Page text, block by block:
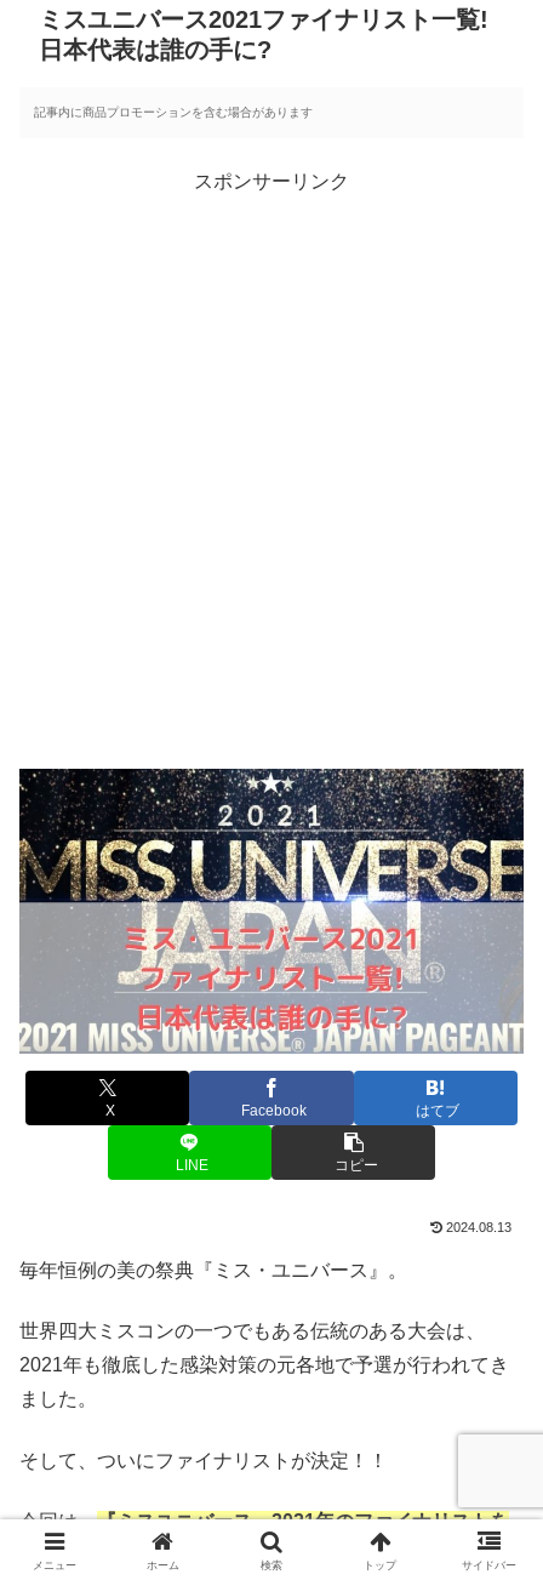
ミスユニバース2021ファイナリスト一覧!
日本代表は誰の手に?
記事内に商品プロモーションを含む場合があります
スポンサーリンク
X Facebook はてブ
LINE コピー
2024.08.13
毎年恒例の美の祭典『ミス・ユニバース』。
世界四大ミスコンの一つでもある伝統のある大会は、
2021年も徹底した感染対策の元各地で予選が行われてき
ました。
そして、ついにファイナリストが決定！！
今回は、『ミスユニバース』2021年のファイナリストを
一覧でまとめて紹介
していきます♪
メニュー ホーム 検索 トップ サイドバー